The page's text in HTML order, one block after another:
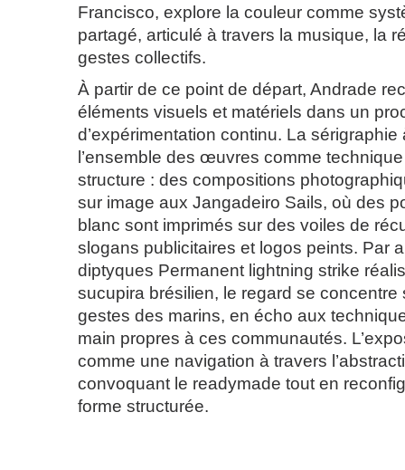
Francisco, explore la couleur comme
partagé, articulé à travers la musique, la
gestes collectifs.
À partir de ce point de départ, Andrade
éléments visuels et matériels dans un
d’expérimentation continu. La
l’ensemble des œuvres comme
structure : des compositions
sur image aux Jangadeiro Sails, où des
blanc sont imprimés sur des voiles de
slogans publicitaires et logos peints. Par
diptyques Permanent lightning strike
sucupira brésilien, le regard se concentre
gestes des marins, en écho aux
main propres à ces communautés.
comme une navigation à travers
convoquant le readymade tout en
forme structurée.